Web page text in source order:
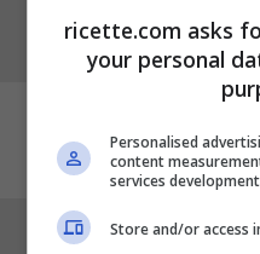
Prendete circa 3/4
ricette.com asks
your personal
Personalised
content
services development
Store and/or access